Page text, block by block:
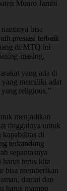
Muaro Jambi
bisa
prestasi terbaik
di MTQ ini
masing,
yang ada di
yang memiliki adat
religious,”
menjadikan
tinggalnya untuk
kapabilitas di
terkandung
sepantasnya
terus kita
bisa memberikan
damai dan
harus mampu